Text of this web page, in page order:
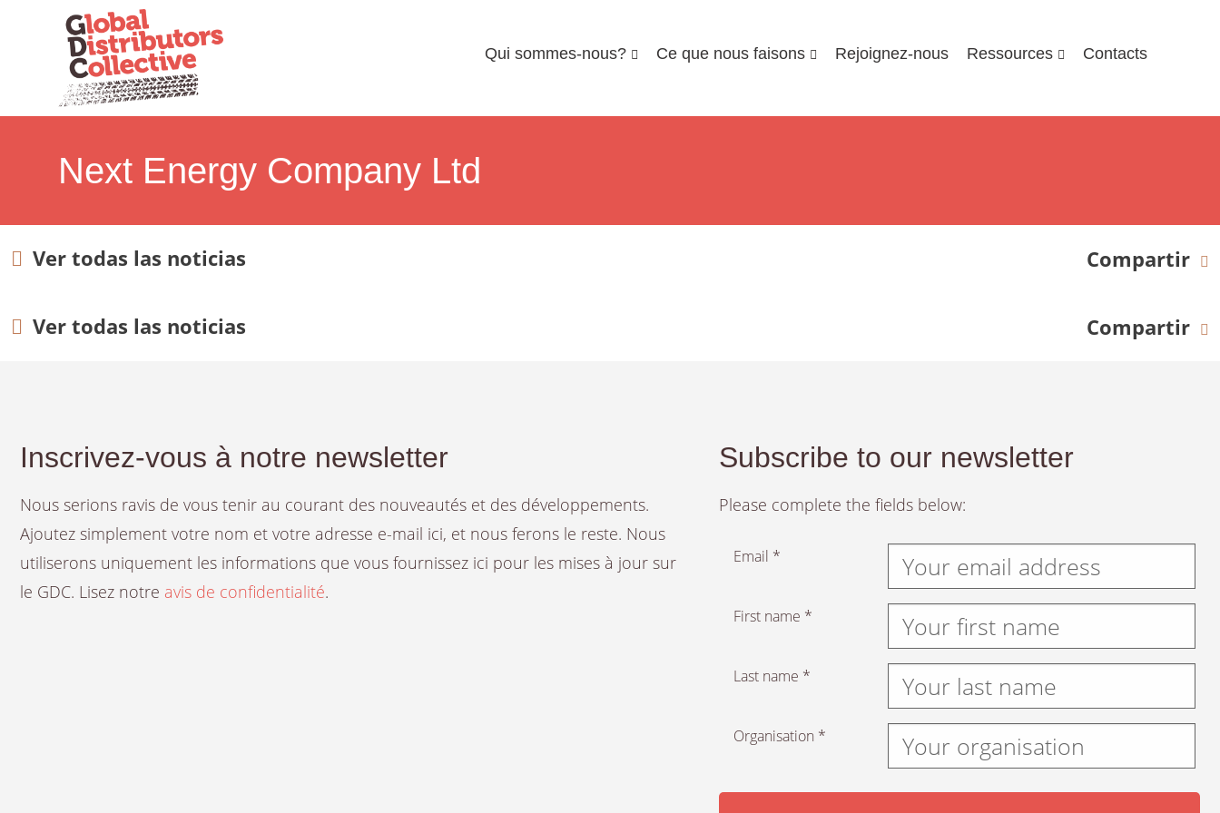
Qui sommes-nous? Ce que nous faisons Rejoignez-nous Ressources Contacts
Next Energy Company Ltd
Ver todas las noticias Compartir
Ver todas las noticias Compartir
Inscrivez-vous à notre newsletter
Nous serions ravis de vous tenir au courant des nouveautés et des développements.
Ajoutez simplement votre nom et votre adresse e-mail ici, et nous ferons le reste. Nous
utiliserons uniquement les informations que vous fournissez ici pour les mises à jour sur
le GDC. Lisez notre avis de confidentialité.
Subscribe to our newsletter
Please complete the fields below:
Email *
First name *
Last name *
Organisation *